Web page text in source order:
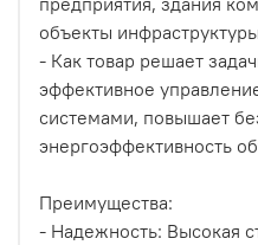
объекты инфраструктуры
- Как товар решает
эффективное
системами, повышает
энергоэффективность
Преимущества:
- Надежность: Высокая